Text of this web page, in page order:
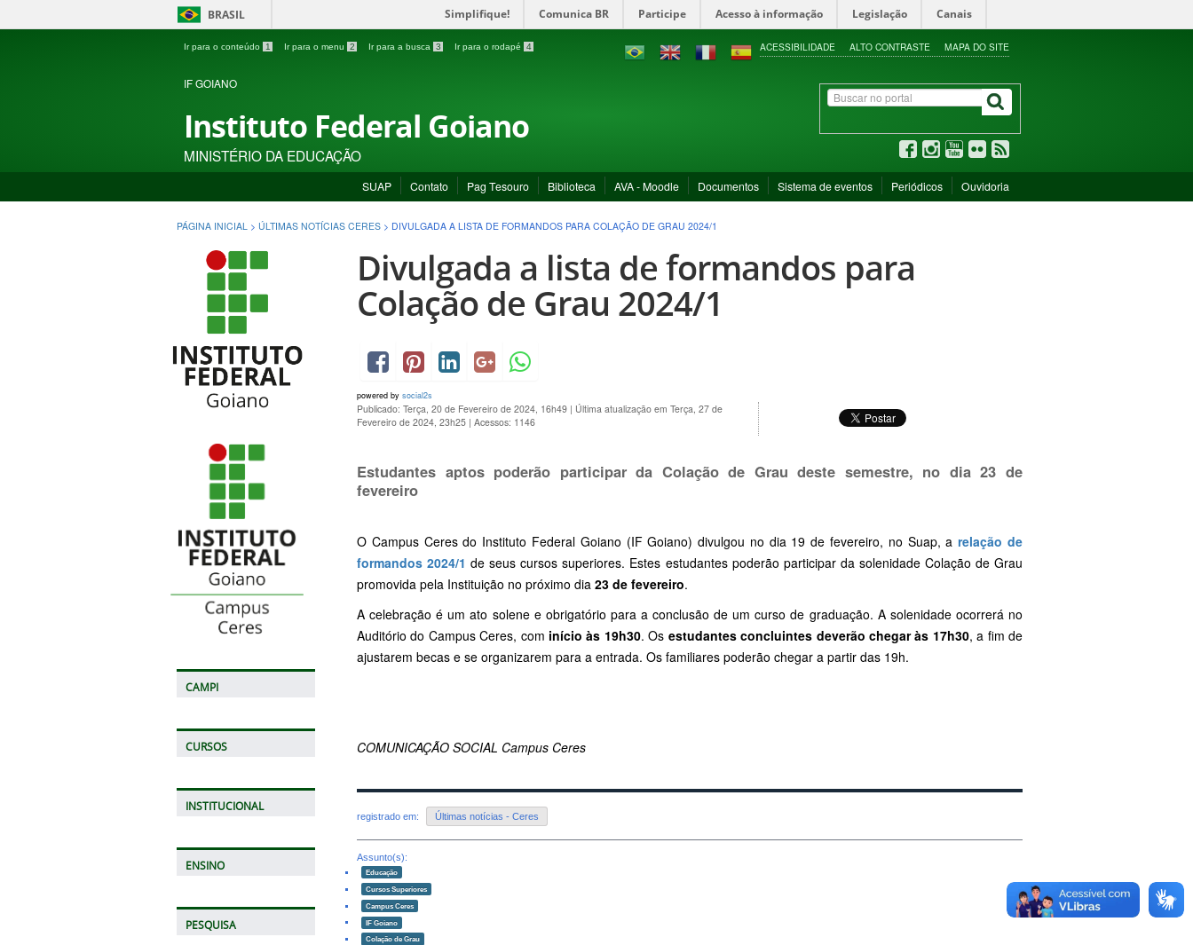
BRASIL Simplifique! Comunica BR Participe Acesso à informação Legislação Canais
Ir para o conteúdo 1 Ir para o menu 2 Ir para a busca 3 Ir para o rodapé 4 ACESSIBILIDADE ALTO CONTRASTE MAPA DO SITE
IF GOIANO
Instituto Federal Goiano
MINISTÉRIO DA EDUCAÇÃO
SUAP Contato Pag Tesouro Biblioteca AVA - Moodle Documentos Sistema de eventos Periódicos Ouvidoria
PÁGINA INICIAL > ÚLTIMAS NOTÍCIAS CERES > DIVULGADA A LISTA DE FORMANDOS PARA COLAÇÃO DE GRAU 2024/1
CAMPI
CURSOS
INSTITUCIONAL
ENSINO
PESQUISA
Divulgada a lista de formandos para
Colação de Grau 2024/1
powered by social2s
Publicado: Terça, 20 de Fevereiro de 2024, 16h49 | Última atualização em Terça, 27 de
Fevereiro de 2024, 23h25 | Acessos: 1146
Estudantes aptos poderão participar da Colação de Grau deste semestre, no dia 23 de
fevereiro
O Campus Ceres do Instituto Federal Goiano (IF Goiano) divulgou no dia 19 de fevereiro, no Suap, arelação de
formandos 2024/1 de seus cursos superiores. Estes estudantes poderão participar da solenidade Colação de Grau
promovida pela Instituição no próximo dia 23 de fevereiro.
A celebração é um ato solene e obrigatório para a conclusão de um curso de graduação. A solenidade ocorrerá no
Auditório do Campus Ceres, com início às 19h30. Os estudantes concluintes deverão chegar às 17h30, a fim de
ajustarem becas e se organizarem para a entrada. Os familiares poderão chegar a partir das 19h.
COMUNICAÇÃO SOCIAL Campus Ceres
registrado em: Últimas notícias - Ceres
Assunto(s):
Educação
Cursos Superiores
Campus Ceres
IF Goiano
Colação de Grau